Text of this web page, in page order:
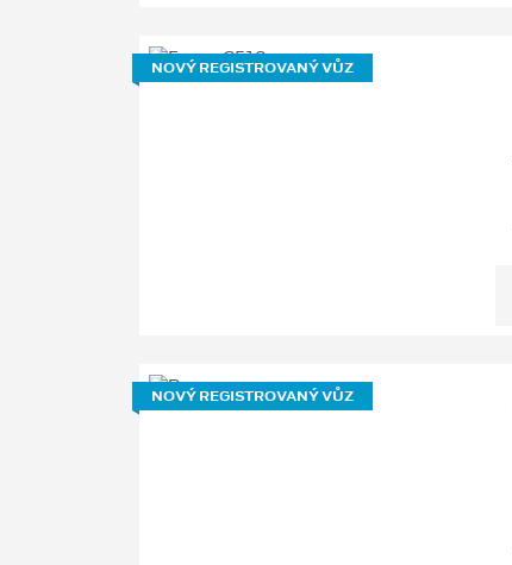
NOVÝ REGISTROVANÝ VŮZ
NOVÝ REGISTROVANÝ VŮZ